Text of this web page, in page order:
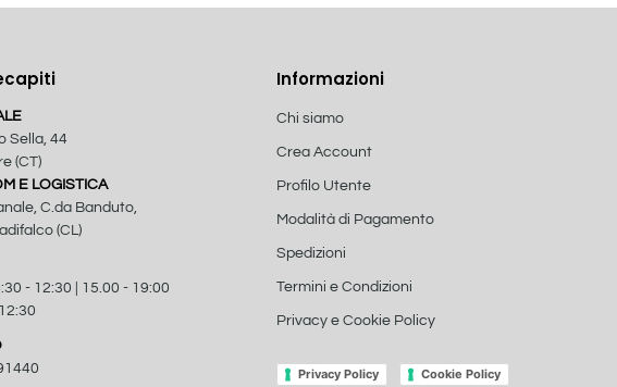
Sella, 44
(CT)
E LOGISTICA
C.da Banduto,
(CL)
- 12:30 | 15.00 - 19:00
Informazioni
Chi siamo
Crea Account
Profilo Utente
Modalità di Pagamento
Spedizioni
Termini e Condizioni
Privacy e Cookie Policy
Privacy Policy Cookie Policy